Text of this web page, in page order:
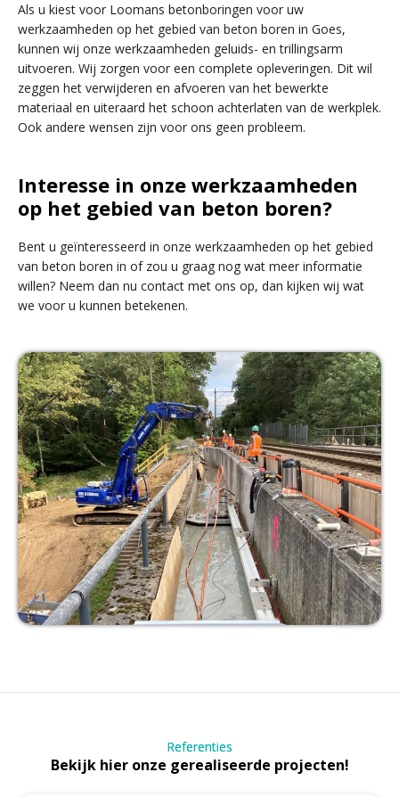
Als u kiest voor Loomans betonboringen voor uw
werkzaamheden op het gebied van beton boren in Goes,
kunnen wij onze werkzaamheden geluids- en trillingsarm
uitvoeren. Wij zorgen voor een complete opleveringen. Dit wil
zeggen het verwijderen en afvoeren van het bewerkte
materiaal en uiteraard het schoon achterlaten van de werkplek.
Ook andere wensen zijn voor ons geen probleem.
Interesse in onze werkzaamheden
op het gebied van beton boren?
Bent u geïnteresseerd in onze werkzaamheden op het gebied
van beton boren in of zou u graag nog wat meer informatie
willen? Neem dan nu contact met ons op, dan kijken wij wat
we voor u kunnen betekenen.
Referenties
Bekijk hier onze gerealiseerde projecten!